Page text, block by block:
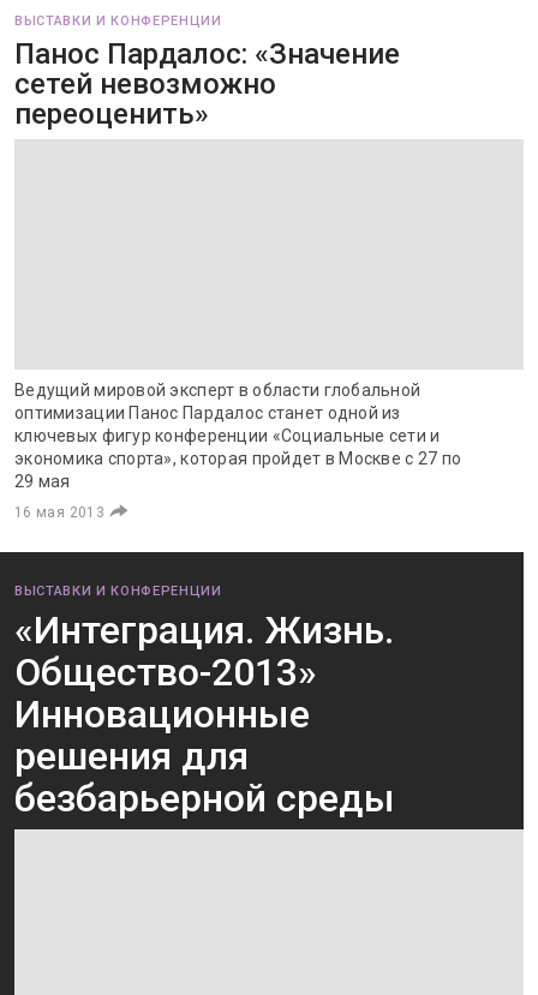
ВЫСТАВКИ И КОНФЕРЕНЦИИ
Панос Пардалос: «Значение
сетей невозможно
переоценить»
Ведущий мировой эксперт в области глобальной
оптимизации Панос Пардалос станет одной из
ключевых фигур конференции «Социальные сети и
экономика спорта», которая пройдет в Москве с 27 по
29 мая
16 мая 2013
ВЫСТАВКИ И КОНФЕРЕНЦИИ
«Интеграция. Жизнь.
Общество-2013»
Инновационные
решения для
безбарьерной среды